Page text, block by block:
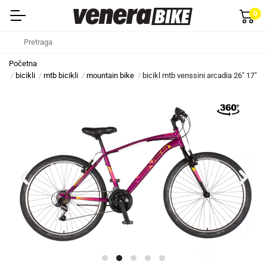
0
Početna
bicikli
mtb bicikli mountain bike bicikl mtb venssini arcadia 26" 17"